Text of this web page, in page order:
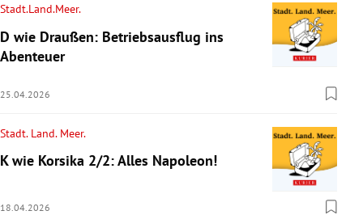
Stadt.Land.Meer.
D wie Draußen: Betriebsausflug ins
Abenteuer
25.04.2026
Stadt. Land. Meer.
K wie Korsika 2/2: Alles Napoleon!
18.04.2026